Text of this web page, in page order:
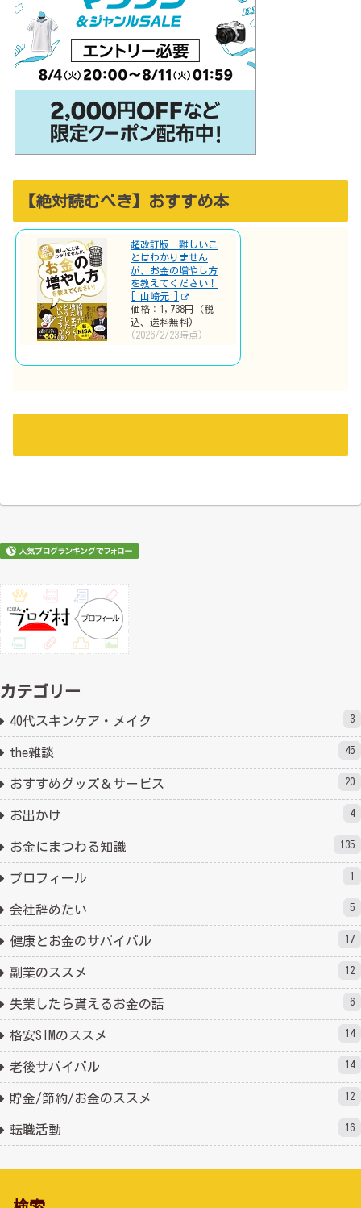
【絶対読むべき】おすすめ本
超改訂版 難しいこ
とはわかりません
が、お金の増やし方
を教えてください！
[ 山崎元 ]
価格：1,738円（税
込、送料無料)
(2026/2/23時点)
カテゴリー
40代スキンケア・メイク 3
the雑談 45
おすすめグッズ＆サービス 20
お出かけ 4
お金にまつわる知識 135
プロフィール 1
会社辞めたい 5
健康とお金のサバイバル 17
副業のススメ 12
失業したら貰えるお金の話 6
格安SIMのススメ 14
老後サバイバル 14
貯金/節約/お金のススメ 12
転職活動 16